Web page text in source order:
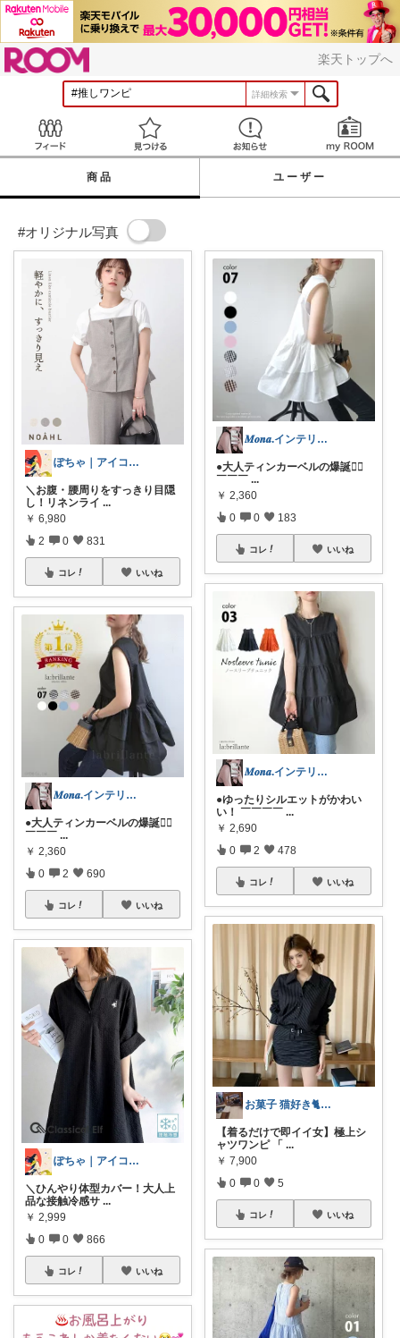
楽天トップへ
詳細検索
見つける お知らせ
商品 ユーザー
#オリジナル写真
ぽちゃ｜アイコン変えました
＼お腹・腰周りをすっきり目隠
し！リネンライ ...
￥ 6,980
2 0 831
コレ いいね
𝑴𝒐𝒏𝒂.インテリア￤暮らし
●大人ティンカーベルの爆誕🧚‍♂️
￣￣￣ ...
￥ 2,360
0 2 690
コレ いいね
ぽちゃ｜アイコン変えました
＼ひんやり体型カバー！大人上
品な接触冷感サ ...
￥ 2,999
0 0 866
コレ いいね
𝑴𝒐𝒏𝒂.インテリア￤暮らし
●大人ティンカーベルの爆誕🧚‍♂️
￣￣￣ ...
￥ 2,360
0 0 183
コレ いいね
𝑴𝒐𝒏𝒂.インテリア￤暮らし
●ゆったりシルエットがかわい
い！ ￣￣￣￣ ...
￥ 2,690
0 2 478
コレ いいね
お菓子 猫好き🐈 ポラピスroom
【着るだけで即イイ女】極上シ
ャツワンピ 「 ...
￥ 7,900
0 0 5
コレ いいね